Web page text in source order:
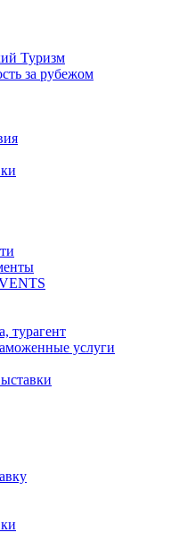
Туризм
за рубежом
турагент
услуги